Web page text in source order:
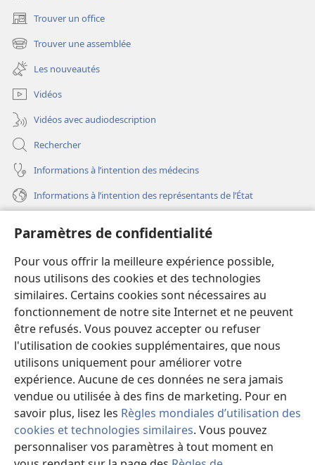
Paramètres de confidentialité
Pour vous offrir la meilleure expérience possible,
nous utilisons des cookies et des technologies
similaires. Certains cookies sont nécessaires au
fonctionnement de notre site Internet et ne peuvent
être refusés. Vous pouvez accepter ou refuser
l'utilisation de cookies supplémentaires, que nous
utilisons uniquement pour améliorer votre
expérience. Aucune de ces données ne sera jamais
vendue ou utilisée à des fins de marketing. Pour en
savoir plus, lisez les Règles mondiales d’utilisation des
cookies et technologies similaires. Vous pouvez
personnaliser vos paramètres à tout moment en
Trouver un office
(ouvre
une
nouvelle
fenêtre)
Trouver une assemblée
(ouvre
une
nouvelle
fenêtre)
Les nouveautés
Vidéos
Vidéos avec audiodescription
Rechercher
Informations à l’intention des médecins
Informations à l’intention des représentants de l’État
(ouvre
une
nouvelle
fenêtre)
Bibliothèque en ligne
(ouvre
une
nouvelle
fenêtre)
JW Hub®
(ouvre
une
nouvelle
fenêtre)
JW Library
Watchtower Library
Copyright© 2026 Watch Tower Bible and Tract Society of Pennsylvania.